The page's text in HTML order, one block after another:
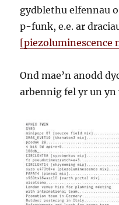
gydblethu elfennau
p-funk, e.e. ar
[piezoluminescence
Ond mae’n anodd
arbennig fel yr un yn